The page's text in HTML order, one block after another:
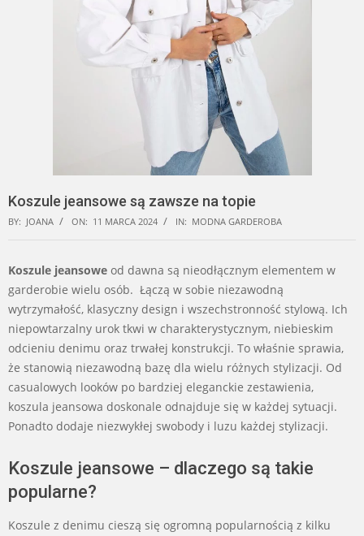
Koszule jeansowe są zawsze na topie
BY: JOANA ON: 11 MARCA 2024 IN: MODNA GARDEROBA
Koszule jeansowe od dawna są nieodłącznym elementem w
garderobie wielu osób. Łączą w sobie niezawodną
wytrzymałość, klasyczny design i wszechstronność stylową. Ich
niepowtarzalny urok tkwi w charakterystycznym, niebieskim
odcieniu denimu oraz trwałej konstrukcji. To właśnie sprawia,
że stanowią niezawodną bazę dla wielu różnych stylizacji. Od
casualowych looków po bardziej eleganckie zestawienia,
koszula jeansowa doskonale odnajduje się w każdej sytuacji.
Ponadto dodaje niezwykłej swobody i luzu każdej stylizacji.
Koszule jeansowe – dlaczego są takie
popularne?
Koszule z denimu cieszą się ogromną popularnością z kilku